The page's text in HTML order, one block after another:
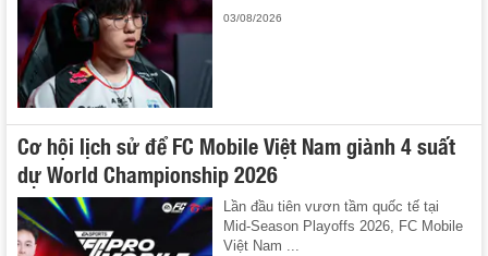
03/08/2026
Cơ hội lịch sử để FC Mobile Việt Nam giành 4 suất
dự World Championship 2026
Lần đầu tiên vươn tầm quốc tế tại
Mid-Season Playoffs 2026, FC Mobile
Việt Nam ...